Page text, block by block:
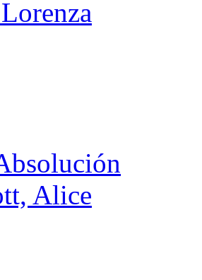
Alice